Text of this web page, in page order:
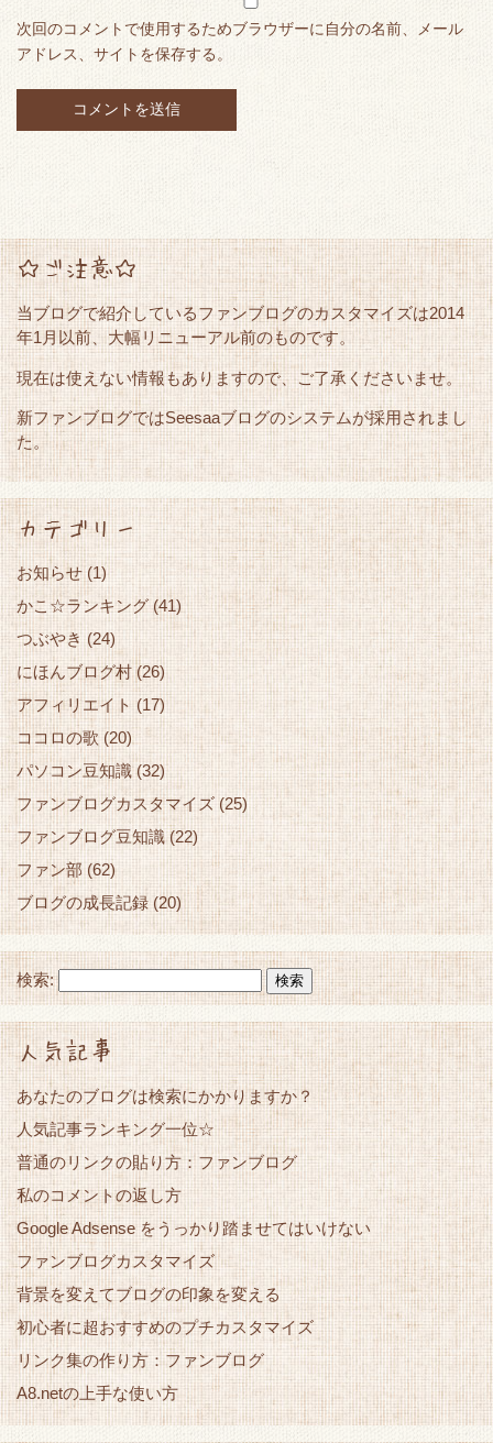
次回のコメントで使用するためブラウザーに自分の名前、メール
アドレス、サイトを保存する。
☆ご注意☆
当ブログで紹介しているファンブログのカスタマイズは2014
年1月以前、大幅リニューアル前のものです。
現在は使えない情報もありますので、ご了承くださいませ。
新ファンブログではSeesaaブログのシステムが採用されまし
た。
カテゴリー
お知らせ (1)
かこ☆ランキング(41)
つぶやき (24)
にほんブログ村 (26)
アフィリエイト (17)
ココロの歌 (20)
パソコン豆知識(32)
ファンブログカスタマイズ (25)
ファンブログ豆知識(22)
ファン部 (62)
ブログの成長記録 (20)
検索:
人気記事
あなたのブログは検索にかかりますか？
人気記事ランキング一位☆
普通のリンクの貼り方：ファンブログ
私のコメントの返し方
Google Adsense をうっかり踏ませてはいけない
ファンブログカスタマイズ
背景を変えてブログの印象を変える
初心者に超おすすめのプチカスタマイズ
リンク集の作り方：ファンブログ
A8.netの上手な使い方